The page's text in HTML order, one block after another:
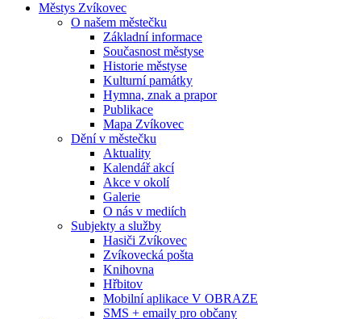
Městys Zvíkovec
O našem městečku
Základní informace
Současnost městyse
Historie městyse
Kulturní památky
Hymna, znak a prapor
Publikace
Mapa Zvíkovec
Dění v městečku
Aktuality
Kalendář akcí
Akce v okolí
Galerie
O nás v mediích
Subjekty a služby
Hasiči Zvíkovec
Zvíkovecká pošta
Knihovna
Hřbitov
Mobilní aplikace V OBRAZE
SMS + emaily pro občany